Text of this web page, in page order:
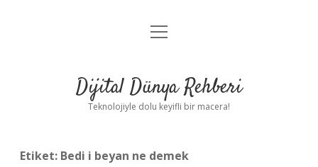
Anasayfa
Yasal Uyarı
menüyü
Dijital Dünya Rehberi
Teknolojiyle dolu keyifli bir macera!
Etiket: Bedi i beyan ne demek